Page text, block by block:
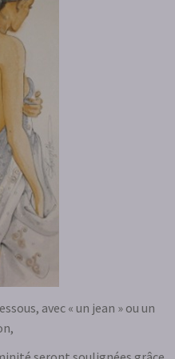
avec « un jean » ou un